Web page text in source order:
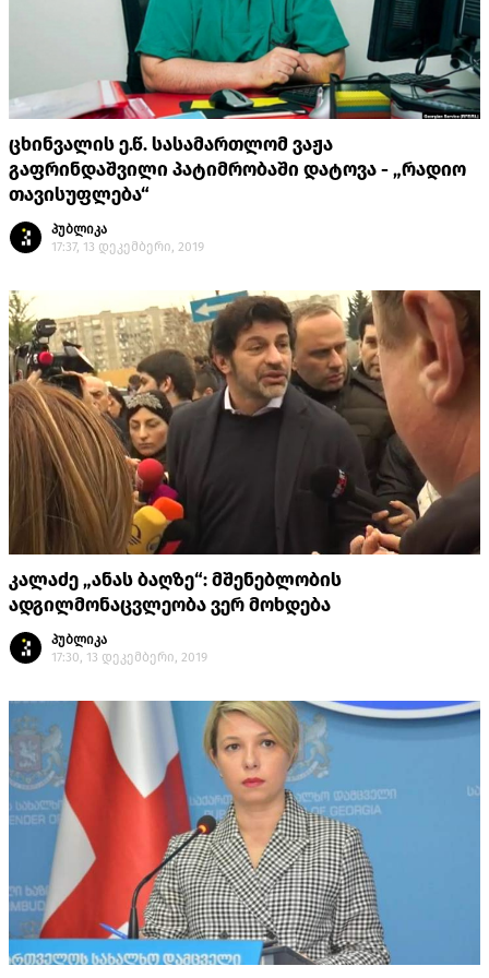
ცხინვალის ე.წ. სასამართლომ ვაჟა
გაფრინდაშვილი პატიმრობაში დატოვა - „რადიო
თავისუფლება“
პუბლიკა
17:37, 13 დეკემბერი, 2019
კალაძე „ანას ბაღზე“: მშენებლობის
ადგილმონაცვლეობა ვერ მოხდება
პუბლიკა
17:30, 13 დეკემბერი, 2019